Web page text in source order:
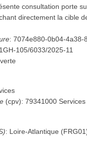
consultation porte
directement la cible
:7074e880-0b04-4a38-
105/6033/2025-11
(cpv):79341000
: Loire-Atlantique (FRG01
l'avis